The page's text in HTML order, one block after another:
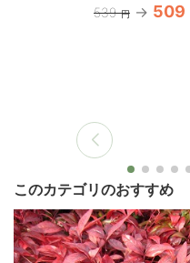
539 円 509
このカテゴリのおすすめ